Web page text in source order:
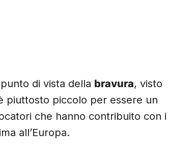
di vista della bravura, visto
piuttosto piccolo per essere un
che hanno contribuito con i
all’Europa.